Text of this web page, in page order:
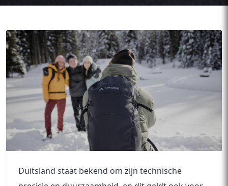
Duitsland staat bekend om zijn technische